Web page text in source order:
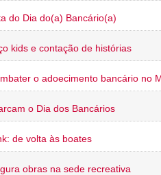
do Dia do(a) Bancário(a)
kids e contação de histórias
o adoecimento bancário no
o Dia dos Bancários
de volta às boates
obras na sede recreativa